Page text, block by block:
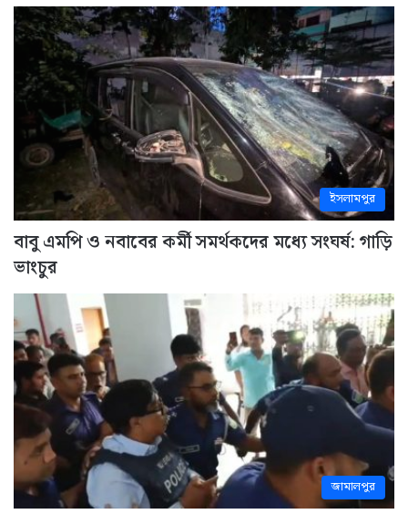
ইসলামপুর
বাবু এমপি ও নবাবের কর্মী সমর্থকদের মধ্যে সংঘর্ষ: গাড়ি
ভাংচুর
জামালপুর